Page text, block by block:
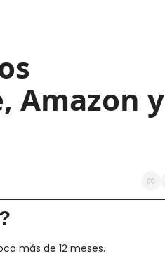
Amazon y
más de 12 meses.